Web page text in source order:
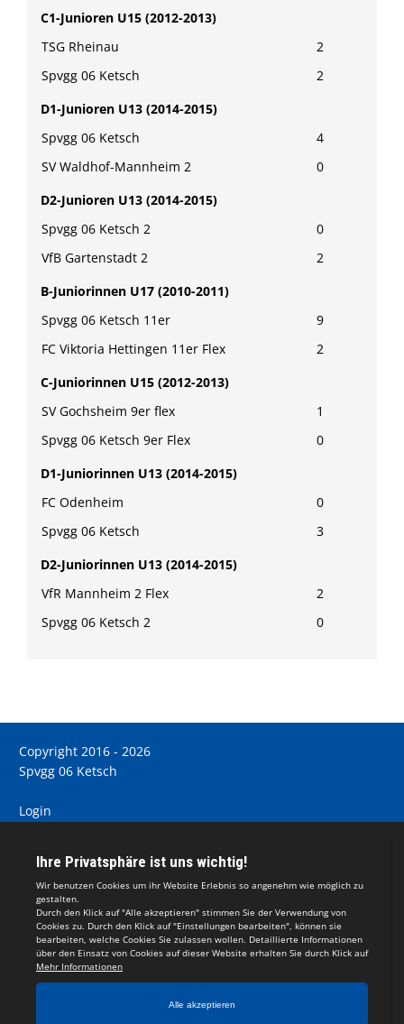
C1-Junioren U15 (2012-2013)
TSG Rheinau
2
Spvgg 06 Ketsch
2
D1-Junioren U13 (2014-2015)
Spvgg 06 Ketsch
4
SV Waldhof-Mannheim 2
0
D2-Junioren U13 (2014-2015)
Spvgg 06 Ketsch 2
0
VfB Gartenstadt 2
2
B-Juniorinnen U17 (2010-2011)
Spvgg 06 Ketsch 11er
9
FC Viktoria Hettingen 11er Flex
2
C-Juniorinnen U15 (2012-2013)
SV Gochsheim 9er flex
1
Spvgg 06 Ketsch 9er Flex
0
D1-Juniorinnen U13 (2014-2015)
FC Odenheim
0
Spvgg 06 Ketsch
3
D2-Juniorinnen U13 (2014-2015)
VfR Mannheim 2 Flex
2
Spvgg 06 Ketsch 2
0
Copyright 2016 - 2026
Spvgg 06 Ketsch
Login
Impressum
Teamsports 2
Dein Sportverein online